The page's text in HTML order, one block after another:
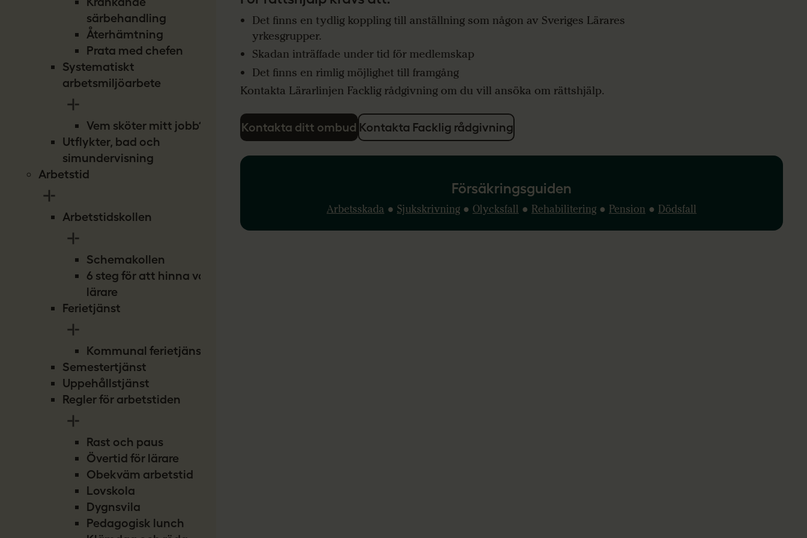
särbehandling
Återhämtning
Prata med chefen
Systematiskt
arbetsmiljöarbete
Vem sköter mitt jobb?
Utflykter, bad och
simundervisning
Arbetstid
Arbetstidskollen
Schemakollen
6 steg för att hinna vara
lärare
Ferietjänst
Kommunal ferietjänst
Semestertjänst
Uppehållstjänst
Regler för arbetstiden
Rast och paus
Övertid för lärare
Obekväm arbetstid
Lovskola
Dygnsvila
Pedagogisk lunch
Det finns en tydlig koppling till anställning som någon av Sveriges Lärares
yrkesgrupper.
Skadan inträffade under tid för medlemskap
Det finns en rimlig möjlighet till framgång
Kontakta Lärarlinjen Facklig rådgivning om du vill ansöka om rättshjälp.
Kontakta ditt ombud Kontakta Facklig rådgivning
Försäkringsguiden
Arbetsskada ● Sjukskrivning ● Olycksfall ● Rehabilitering ● Pension ● Dödsfall